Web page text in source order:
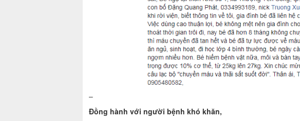
–
Đồng hành với người bệnh khó khăn,